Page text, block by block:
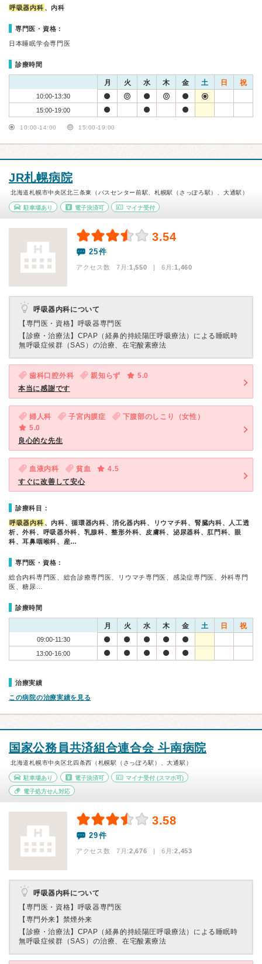
呼吸器内科 、内科
専門医・資格：
日本睡眠学会専門医
診療時間
月 火 水 木 金 土 日 祝
10:00-13:30
15:00-19:00
10:00-14:00 15:00-19:00
JR札幌病院
北海道札幌市中央区北三条東（バスセンター前駅、札幌駅（さっぽろ駅）、大通駅）
駐車場あり 電子決済可 マイナ受付
3.54
25件
アクセス数 7月:1,550 | 6月:1,460
呼吸器内科について
【専門医・資格】 呼吸器専門医
【診療・治療法】 CPAP（経鼻的持続陽圧呼吸療法）による睡眠時
無呼吸症候群（SAS）の治療、在宅酸素療法
歯科口腔外科 親知らず
5.0
本当に感謝です
婦人科 子宮内膜症
下腹部のしこり（女性）
5.0
良心的な先生
血液内科 貧血
4.5
すぐに改善して安心
診療科目：
呼吸器内科 、内科、循環器内科、消化器内科、リウマチ科、腎臓内科、人工透
析、外科、呼吸器外科、乳腺科、整形外科、皮膚科、泌尿器科、肛門科、眼
科、耳鼻咽喉科、産…
専門医・資格：
総合内科専門医、総合診療専門医、リウマチ専門医、感染症専門医、外科専門
医、糖尿…
診療時間
月 火 水 木 金 土 日 祝
09:00-11:30
13:00-16:00
治療実績
この病院の治療実績を見る
国家公務員共済組合連合会 斗南病院
北海道札幌市中央区北四条西（札幌駅（さっぽろ駅）、大通駅）
駐車場あり 電子決済可 マイナ受付 (スマホ可)
電子処方せん対応
3.58
29件
アクセス数 7月:2,676 | 6月:2,453
呼吸器内科について
【専門医・資格】 呼吸器専門医
【専門外来】 禁煙外来
【診療・治療法】 CPAP（経鼻的持続陽圧呼吸療法）による睡眠時
無呼吸症候群（SAS）の治療、在宅酸素療法